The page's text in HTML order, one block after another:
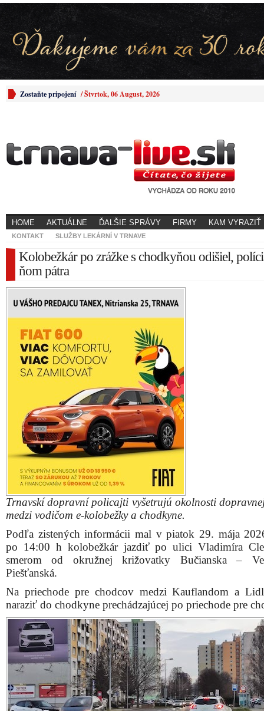
Zostaňte pripojení /Štvrtok, 06 August, 2026
HOME AKTUÁLNE ĎALŠIE SPRÁVY FIRMY KAM VYRAZIŤ
KONTAKT SLUŽBY LEKÁRNÍ V TRNAVE
Kolobežkár po zrážke s chodkyňou odišiel,
ňom pátra
Trnavskí dopravní policajti vyšetrujú okolnosti
medzi vodičom e-kolobežky a chodkyne.
Podľa zistených informácii mal v piatok 29. mája
po 14:00 h kolobežkár jazdiť po ulici Vladimíra
smerom od okružnej križovatky Bučianska –
Piešťanská.
Na priechode pre chodcov medzi Kauflandom a
naraziť do chodkyne prechádzajúcej po priechode pre